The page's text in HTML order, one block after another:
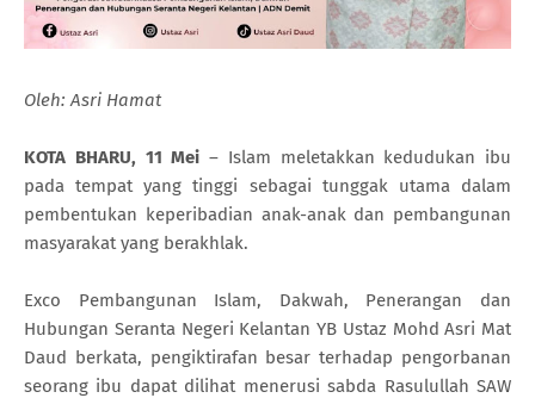
Oleh: Asri Hamat
KOTA BHARU, 11 Mei – Islam meletakkan kedudukan ibu
pada tempat yang tinggi sebagai tunggak utama dalam
pembentukan keperibadian anak-anak dan pembangunan
masyarakat yang berakhlak.
Exco Pembangunan Islam, Dakwah, Penerangan dan
Hubungan Seranta Negeri Kelantan YB Ustaz Mohd Asri Mat
Daud berkata, pengiktirafan besar terhadap pengorbanan
seorang ibu dapat dilihat menerusi sabda Rasulullah SAW